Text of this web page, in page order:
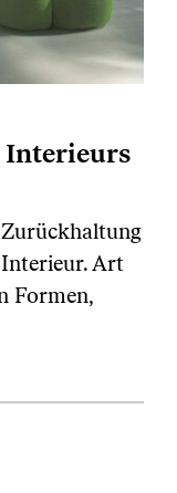
Interieurs
Art
Formen,